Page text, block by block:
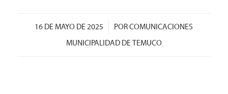
16 DE MAYO DE 2025
/ PORCOMUNICACIONES
MUNICIPALIDAD DE TEMUCO